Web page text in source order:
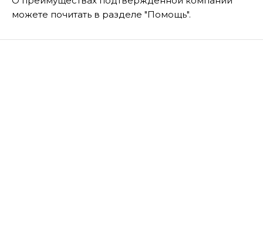
можете почитать в разделе "Помощь".